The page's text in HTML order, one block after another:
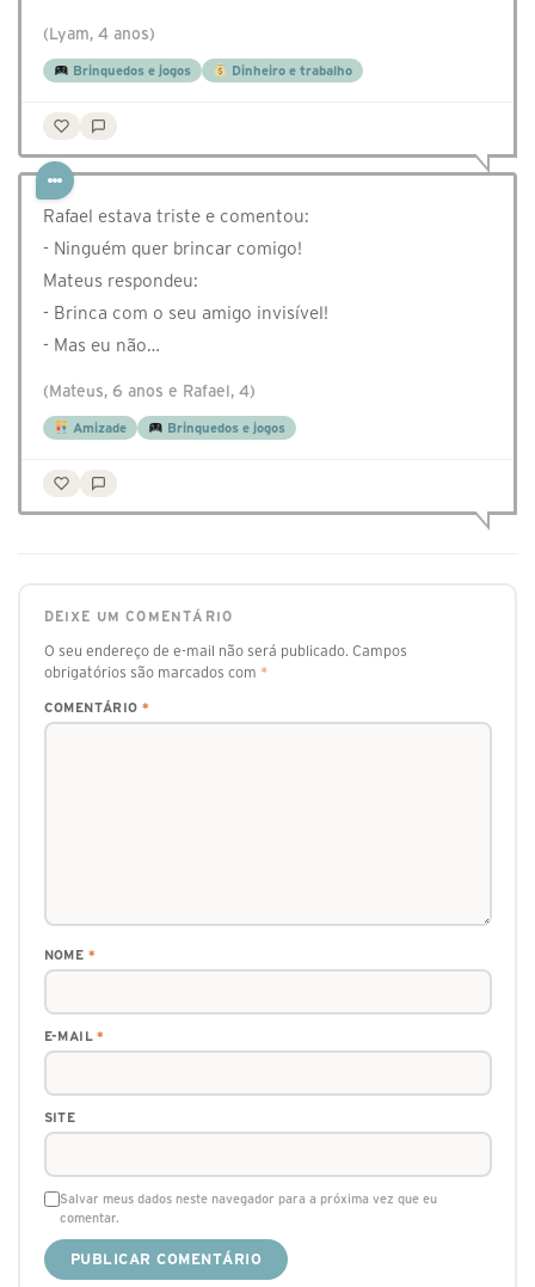
(Lyam, 4 anos)
Brinquedos e jogos Dinheiro e trabalho
Rafael estava triste e comentou:
- Ninguém quer brincar comigo!
Mateus respondeu:
- Brinca com o seu amigo invisível!
- Mas eu não…
(Mateus, 6 anos e Rafael, 4)
Amizade Brinquedos e jogos
DEIXE UM COMENTÁRIO
O seu endereço de e-mail não será publicado. Campos
obrigatórios são marcados com *
COMENTÁRIO *
NOME *
E-MAIL*
SITE
Salvar meus dados neste navegador para a próxima vez que eu
comentar.